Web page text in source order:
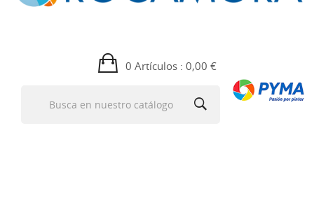
0 Artículos: 0,00 €